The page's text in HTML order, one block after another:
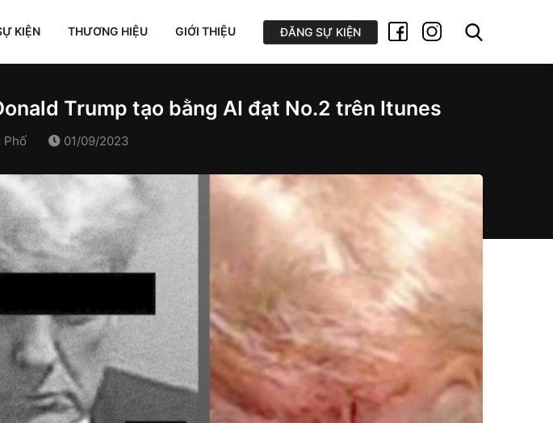
KIỆN THƯƠNG HIỆU GIỚI THIỆU ĐĂNG SỰ KIỆN
Trump tạo bằng AI đạt No.2 trên Itunes
Phố 01/09/2023